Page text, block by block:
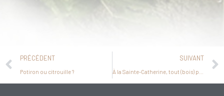
PRÉCÉDENT
Potiron ou citrouille ?
SUIVANT